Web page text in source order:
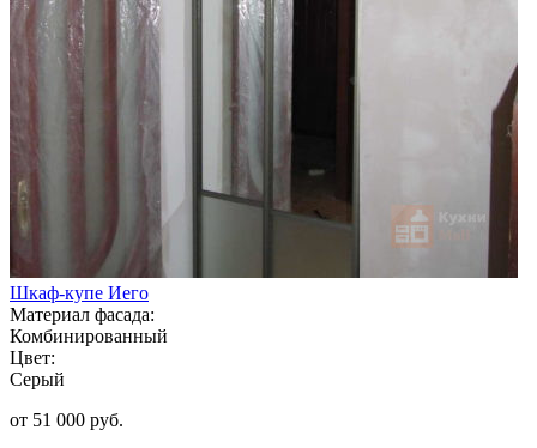
Шкаф-купе Иего
Материал фасада:
Комбинированный
Цвет:
Серый
от 51 000 руб.